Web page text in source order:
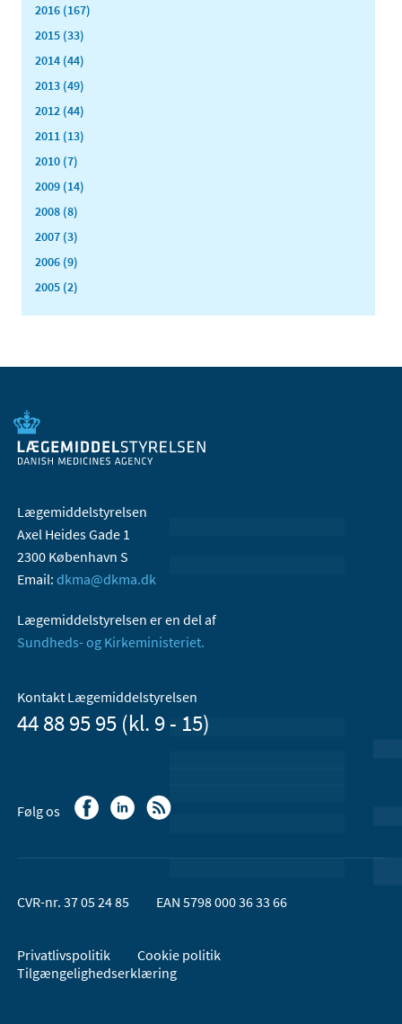
2016 (167)
2015 (33)
2014 (44)
2013 (49)
2012 (44)
2011 (13)
2010 (7)
2009 (14)
2008 (8)
2007 (3)
2006 (9)
2005 (2)
Lægemiddelstyrelsen
Axel Heides Gade 1
2300 København S
Email: dkma@dkma.dk
Lægemiddelstyrelsen er en del af
Sundheds- og Kirkeministeriet.
Kontakt Lægemiddelstyrelsen
44 88 95 95 (kl. 9 - 15)
Følg os
CVR-nr. 37 05 24 85 EAN 5798 000 36 33 66
Privatlivspolitik
Cookie politik
Tilgængelighedserklæring